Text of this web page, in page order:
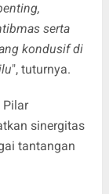
serta
kondusif di
", tuturnya.
Pilar
sinergitas
tantangan